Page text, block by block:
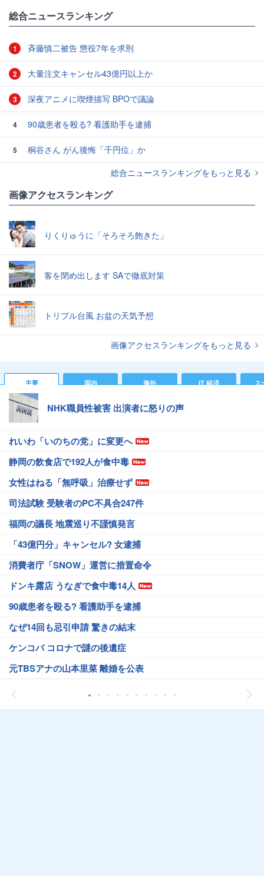
総合ニュースランキング
1 斉藤慎二被告 懲役7年を求刑
2 大量注文キャンセル43億円以上か
3 深夜アニメに喫煙描写 BPOで議論
4 90歳患者を殴る? 看護助手を逮捕
5
桐谷さん がん後悔「千円位」か
総合ニュースランキングをもっと見る
画像アクセスランキング
りくりゅうに「そろそろ飽きた」
客を閉め出します SAで徹底対策
トリプル台風 お盆の天気予想
画像アクセスランキングをもっと見る
主要 国内 海外 IT 経済 ス
NHK職員性被害 出演者に怒りの声
れいわ「いのちの党」に変更へ
静岡の飲食店で192人が食中毒
女性はねる「無呼吸」治療せず
司法試験 受験者のPC不具合247件
福岡の議長 地震巡り不謹慎発言
「43億円分」キャンセル? 女逮捕
消費者庁「SNOW」運営に措置命令
ドンキ露店 うなぎで食中毒14人
90歳患者を殴る? 看護助手を逮捕
なぜ14回も忌引申請 驚きの結末
ケンコバ コロナで謎の後遺症
元TBSアナの山本里菜 離婚を公表